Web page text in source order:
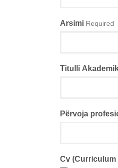
Arsimi Required
Titulli
Përvoja
Cv (Curriculum